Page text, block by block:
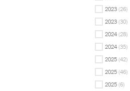
2023(26)
2023(30)
2024(28)
2024(35)
2025(42)
2025(46)
2025(6)